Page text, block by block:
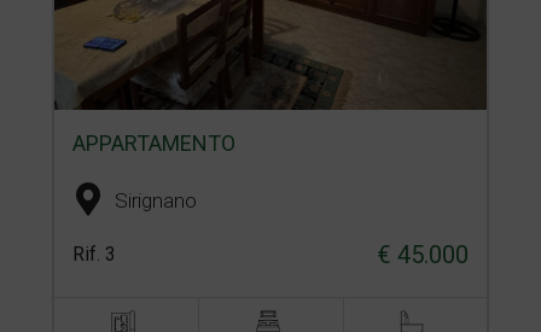
APPARTAMENTO
Sirignano
Rif. 3 € 45.000